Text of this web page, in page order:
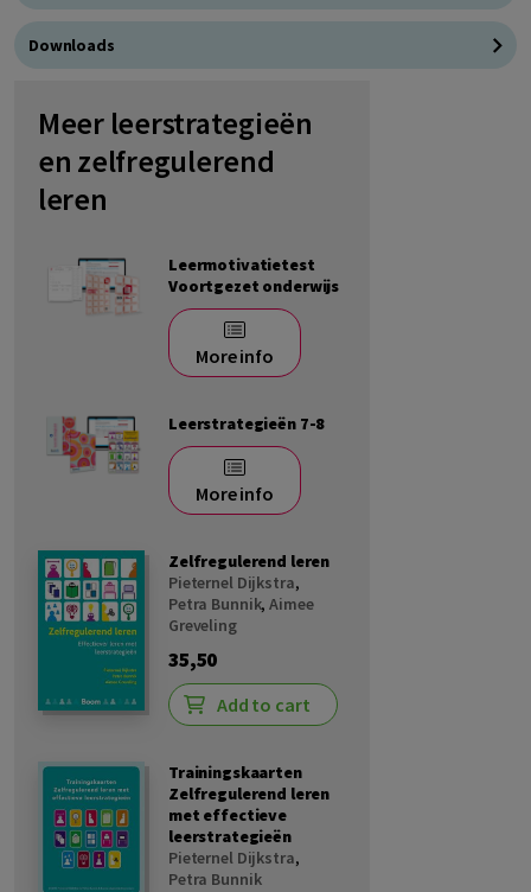
Downloads
Meer leerstrategieën
en zelfregulerend
leren
Leermotivatietest
Voortgezet onderwijs
More info
Leerstrategieën 7-8
More info
Zelfregulerend leren
Pieternel Dijkstra,
Petra Bunnik,Aimee
Greveling
35,50
Add to cart
Trainingskaarten
Zelfregulerend leren
met effectieve
leerstrategieën
Pieternel Dijkstra,
Petra Bunnik